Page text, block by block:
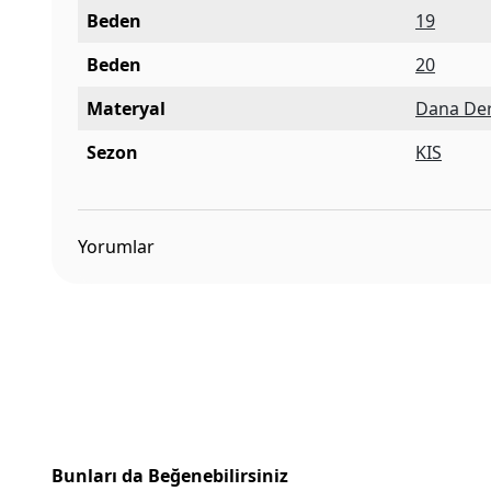
Beden
19
Beden
20
Materyal
Dana
Sezon
KIS
Yorumlar
Bunları da Beğenebilirsiniz